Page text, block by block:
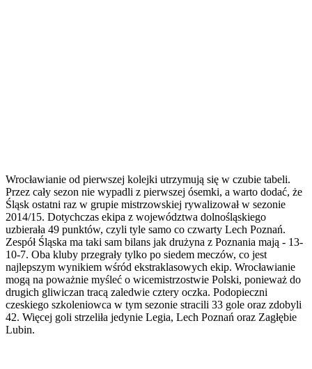
Wrocławianie od pierwszej kolejki utrzymują się w czubie tabeli.
Przez cały sezon nie wypadli z pierwszej ósemki, a warto dodać, że
Śląsk ostatni raz w grupie mistrzowskiej rywalizował w sezonie
2014/15. Dotychczas ekipa z województwa dolnośląskiego
uzbierała 49 punktów, czyli tyle samo co czwarty Lech Poznań.
Zespół Śląska ma taki sam bilans jak drużyna z Poznania mają - 13-
10-7. Oba kluby przegrały tylko po siedem meczów, co jest
najlepszym wynikiem wśród ekstraklasowych ekip. Wrocławianie
mogą na poważnie myśleć o wicemistrzostwie Polski, ponieważ do
drugich gliwiczan tracą zaledwie cztery oczka. Podopieczni
czeskiego szkoleniowca w tym sezonie stracili 33 gole oraz zdobyli
42. Więcej goli strzeliła jedynie Legia, Lech Poznań oraz Zagłębie
Lubin.